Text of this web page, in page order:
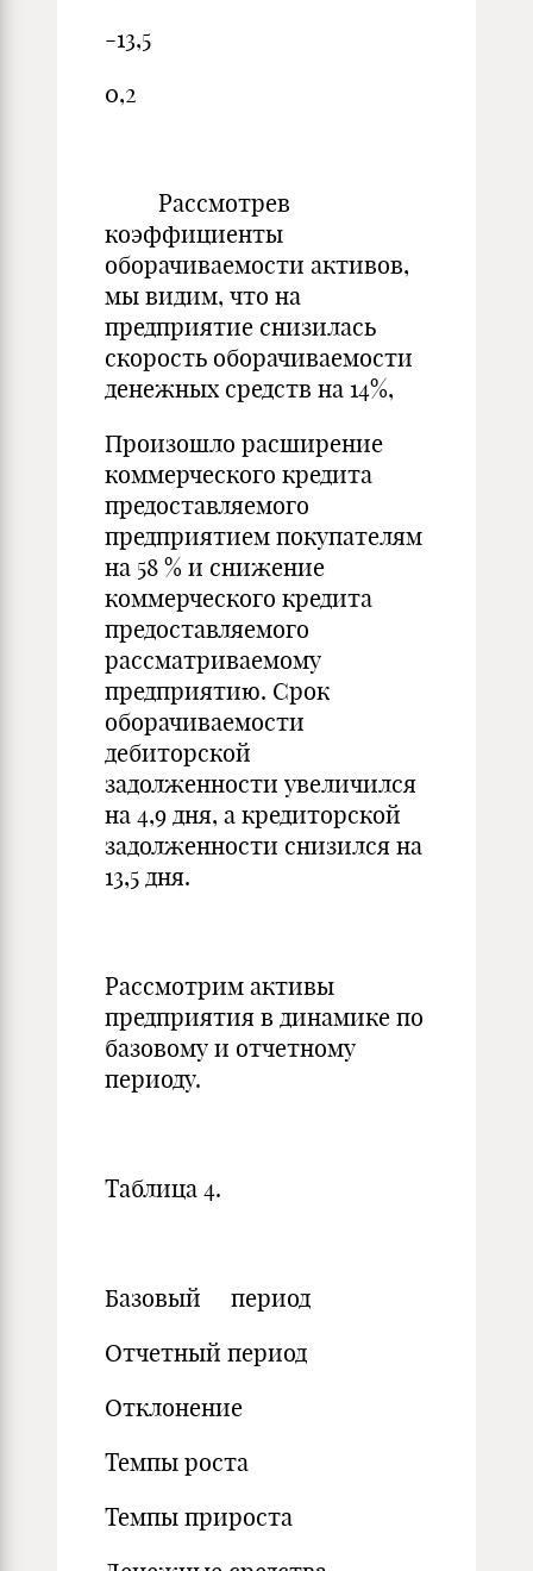
-13,5
0,2
Рассмотрев
коэффициенты
оборачиваемости активов,
мы видим, что на
предприятие снизилась
скорость оборачиваемости
денежных средств на 14%,
Произошло расширение
коммерческого кредита
предоставляемого
предприятием покупателям
на 58 % и снижение
коммерческого кредита
предоставляемого
рассматриваемому
предприятию. Срок
оборачиваемости
дебиторской
задолженности увеличился
на 4,9 дня, а кредиторской
задолженности снизился на
13,5 дня.
Рассмотрим активы
предприятия в динамике по
базовому и отчетному
периоду.
Таблица 4.
Базовый период
Отчетный период
Отклонение
Темпы роста
Темпы прироста